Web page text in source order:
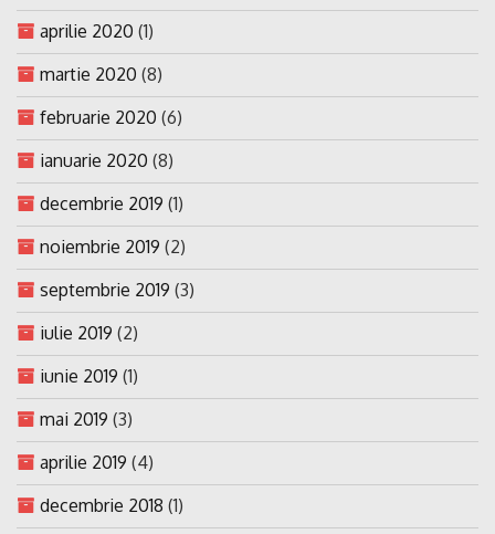
aprilie 2020 (1)
martie 2020 (8)
februarie 2020 (6)
ianuarie 2020 (8)
decembrie 2019 (1)
noiembrie 2019 (2)
septembrie 2019 (3)
iulie 2019 (2)
iunie 2019 (1)
mai 2019 (3)
aprilie 2019 (4)
decembrie 2018 (1)